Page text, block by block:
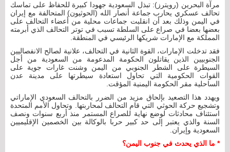
مرآة البحرين (رويترز): تبذل السعودية جهودا كبيرة للحفاظ على تماسك
تحالف عسكري يحارب جماعة أنصار الله (الحوثيون) المتحالفة مع إيران
في اليمن وذلك بعد أن انقلبت جماعات محلية من أعضاء التحالف على
بعضها بعضا في صراع على السلطة تسبب في توتر التحالف الذي أبرمته
المملكة مع الإمارات شريكها الرئيسي في المنطقة.
فقد تدخلت الإمارات، القوة الثانية في التحالف، علانية لصالح الانفصاليين
الجنوبيين الذين يقاتلون الحكومة المدعومة من السعودية من أجل
السيطرة على الشطر الجنوبي من اليمن وشنت غارات جوية على
القوات الحكومية التي تحاول استعادة سيطرتها على مدينة عدن
الساحلية مقر الحكومة اليمنية المؤقت.
ويهدد هذا التصعيد بإلحاق مزيد من الضرر بالتحالف السعودي الإماراتي
وتشجيع حركة الحوثي التي قام التحالف لمحاربتها. وتحاول الأمم المتحدة
استئناف محادثات لوضع نهاية للصراع المستمر منذ أربع سنوات ونصف
السنة والذي يعتبر إلى حد كبير حربا بالوكالة بين الخصمين الإقليميين
السعودية وإيران.
* ما الذي يحدث في جنوب اليمن؟